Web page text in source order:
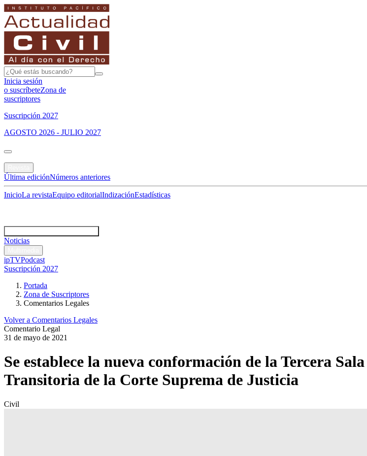
Inicia sesión
o suscríbeteZona de
suscriptores
Suscripción 2027
AGOSTO 2026 - JULIO 2027
Última ediciónNúmeros anteriores
InicioLa revistaEquipo editorialIndizaciónEstadísticas
Noticias
ipTVPodcast
Suscripción 2027
Portada
Zona de Suscriptores
Comentarios Legales
Volver a Comentarios Legales
Comentario Legal
31 de mayo de 2021
Se establece la nueva conformación de la Tercera
Transitoria de la Corte Suprema de Justicia
Civil